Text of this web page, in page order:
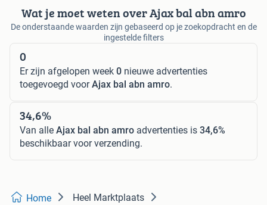
Wat je moet weten over Ajax bal abn amro
De onderstaande waarden zijn gebaseerd op je zoekopdracht en de
ingestelde filters
0
Er zijn afgelopen week 0 nieuwe advertenties
toegevoegd voorAjax bal abn amro.
34,6%
Van alle Ajax bal abn amro advertenties is 34,6%
beschikbaar voor verzending.
Home Heel Marktplaats